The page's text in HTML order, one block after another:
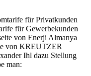
für Privatkunden
für Gewerbekunden
von Enerji Almanya
von KREUTZER
Ihl dazu Stellung
man: